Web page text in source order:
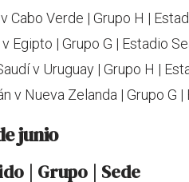
Cabo Verde | Grupo H |
Egipto | Grupo G | Estadio
v Uruguay | Grupo H |
v Nueva Zelanda | Grupo G
junio
| Grupo | Sede